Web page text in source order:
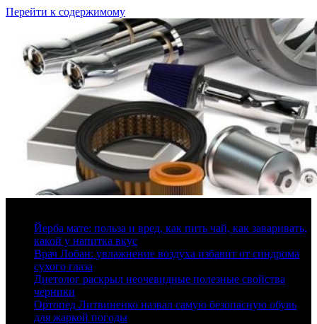
Перейти к содержимому
Йерба мате: польза и вред, как пить чай, как заваривать,
какой у напитка вкус
Врач Лобан: увлажнение воздуха избавит от синдрома
сухого глаза
Диетолог раскрыл неочевидные полезные свойства
черники
Ортопед Литвиненко назвал самую безопасную обувь
для жаркой погоды